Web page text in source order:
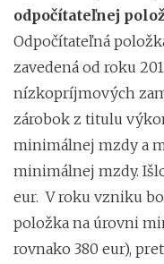
odpočítateľnej
Odpočítateľná
zavedená od roku
nízkopríjmových
zárobok z titulu
minimálnej mzdy a
minimálnej mzdy.
eur. V roku vzniku
položka na úrovni
rovnako 380 eur),